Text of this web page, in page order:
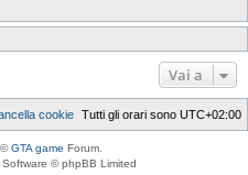
Vai a
Tutti gli orari sono UTC+02:00
cookie
©GTA game Forum.
© phpBB Limited